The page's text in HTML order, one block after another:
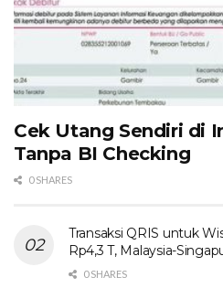
Cek Utang Sendiri di
Tanpa BI Checking
0 SHARES
Transaksi QRIS untuk
Rp4,3 T, Malaysia-
0 SHARES